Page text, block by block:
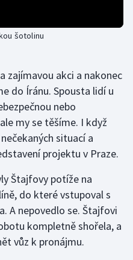
šotolinu
zajímavou akci a nakonec
do Íránu. Spousta lidí u
nebo
my se těšíme. I když
situací a
projektu v Praze.
Štajfovy potíže na
do které vstupoval s
A nepovedlo se. Štajfovi
kompletně shořela, a
vůz k pronájmu.